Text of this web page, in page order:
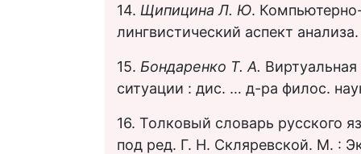
14. Щипицина Л. Ю.
лингвистический аспект
15. Бондаренко Т. А.
ситуации : дис. … д-ра филос.
16. Толковый словарь русского
под ред. Г. Н. Скляревской. М. :